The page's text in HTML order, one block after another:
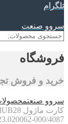
تلگرام
سروو صنعت
جستجو
فروشگاه
خرید و فروش
سروو صنعت
کارت ماژول AMUB28 برای کنترل HELLER
000/4087